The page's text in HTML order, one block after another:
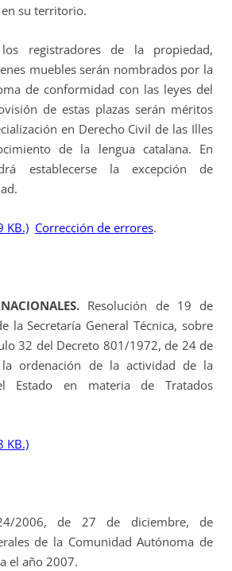
su territorio.
registradores de la propiedad,
muebles serán nombrados por la
de conformidad con las leyes del
de estas plazas serán méritos
en Derecho Civil de las Illes
de la lengua catalana. En
establecerse la excepción de
KB.) Corrección de errores.
Resolución de 19 de
la Secretaría General Técnica, sobre
32 del Decreto 801/1972, de 24 de
ordenación de la actividad de la
Estado en materia de Tratados
KB.)
2006, de 27 de diciembre, de
de la Comunidad Autónoma de
el año 2007.